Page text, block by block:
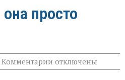
просто
Комментарии к
записи
отключены